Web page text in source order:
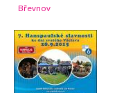
Břevnov